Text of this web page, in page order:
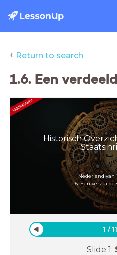
‹ Return to search
1.6. Een
Historisch
Nederland van
6. Een verzuilde
1 /
Slide 1: